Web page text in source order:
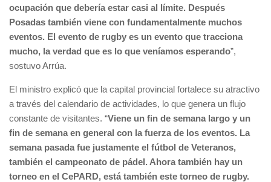
ocupación que debería estar casi al límite. Después
Posadas también viene con fundamentalmente muchos
eventos. El evento de rugby es un evento que tracciona
mucho, la verdad que es lo que veníamos esperando”,
sostuvo Arrúa.
El ministro explicó que la capital provincial fortalece su atractivo
a través del calendario de actividades, lo que genera un flujo
constante de visitantes. “Viene un fin de semana largo y un
fin de semana en general con la fuerza de los eventos. La
semana pasada fue justamente el fútbol de Veteranos,
también el campeonato de pádel. Ahora también hay un
torneo en el CePARD, está también este torneo de rugby.